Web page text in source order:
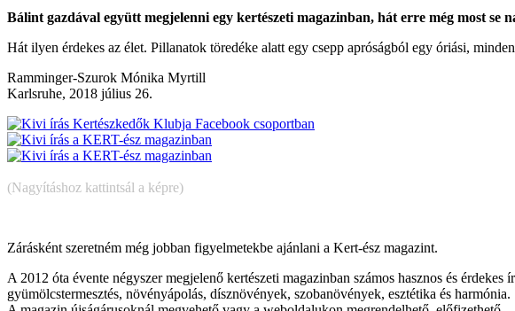
Bálint gazdával együtt megjelenni egy kertészeti magazinban, hát erre még most se
Hát ilyen érdekes az élet. Pillanatok töredéke alatt egy csepp apróságból egy óriási,
Ramminger-Szurok Mónika Myrtill
Karlsruhe, 2018 július 26.
(Nagyításhoz kattintsál a képre)
Zárásként szeretném még jobban figyelmetekbe ajánlani a Kert-ész magazint.
A 2012 óta évente négyszer megjelenő kertészeti magazinban számos hasznos és
gyümölcstermesztés, növényápolás, dísznövények, szobanövények, esztétika és harmónia.